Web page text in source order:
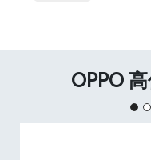
OPPO